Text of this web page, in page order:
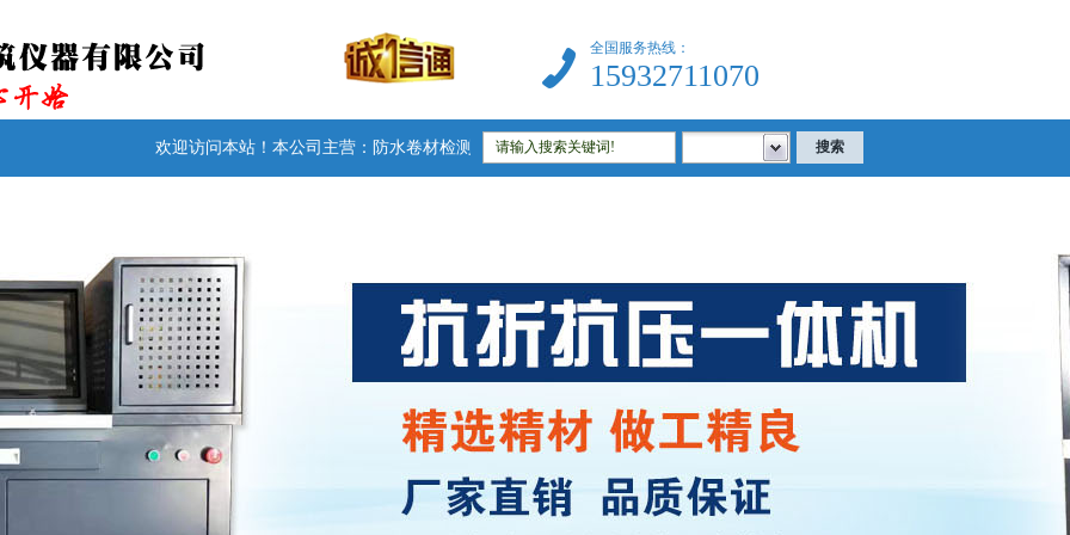
全国服务热线：
15932711070
欢迎访问本站！本公司主营：防水卷材检测仪器|建筑试验仪器|公路试验仪器|土工试验仪器|沥青试验仪器|混凝土试验仪器等相